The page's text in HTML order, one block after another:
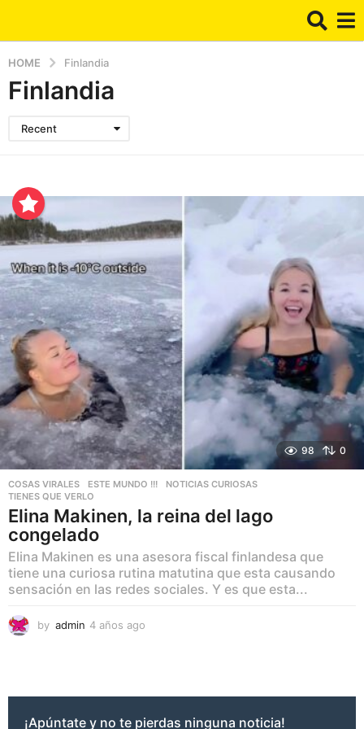
HOME Finlandia
Finlandia
Recent
98 0
COSAS VIRALES ,ESTE MUNDO !!! ,NOTICIAS CURIOSAS
TIENES QUE VERLO
Elina Makinen, la reina del lago
congelado
Elina Makinen es una asesora fiscal finlandesa que
tiene una curiosa rutina matutina que esta causando
sensación en las redes sociales. Y es que esta...
by admin 4 años ago
g
¡Apúntate y no te pierdas ninguna noticia!